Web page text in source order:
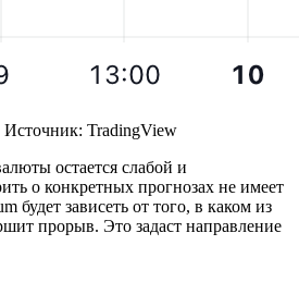
TradingView
остается слабой и
о конкретных прогнозах не имеет
будет зависеть от того, в каком из
прорыв. Это задаст направление